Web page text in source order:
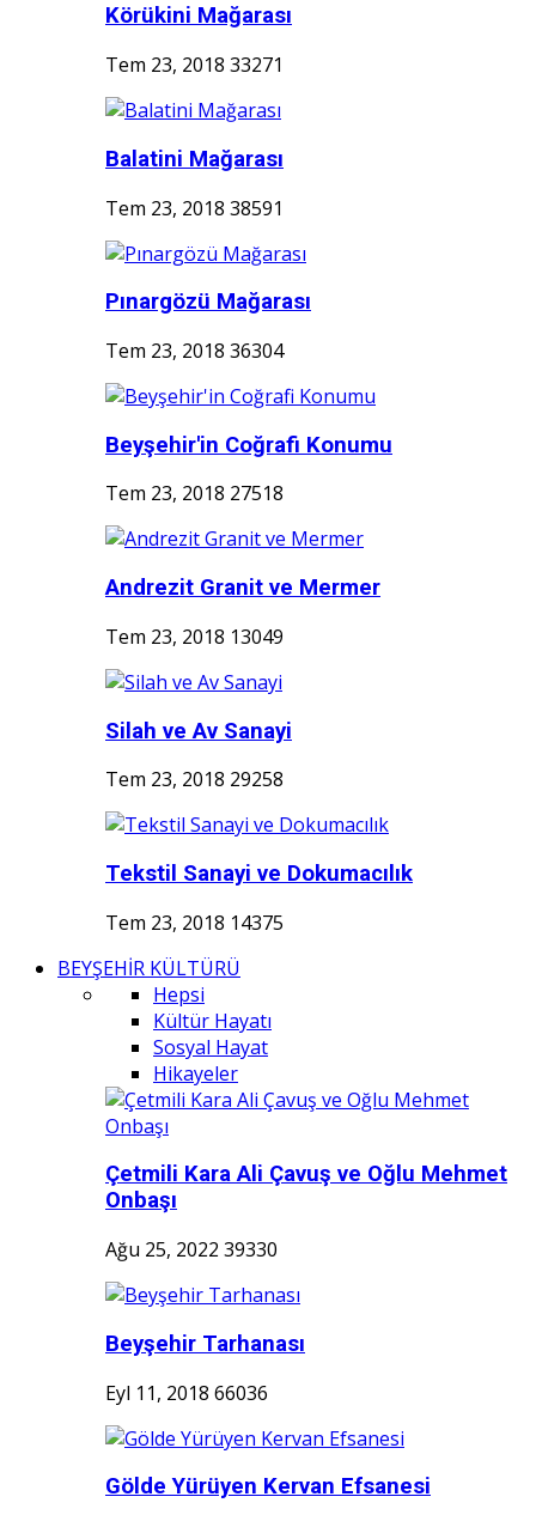
Körükini Mağarası
Tem 23, 2018 33271
Balatini Mağarası
Tem 23, 2018 38591
Pınargözü Mağarası
Tem 23, 2018 36304
Beyşehir'in Coğrafi Konumu
Tem 23, 2018 27518
Andrezit Granit ve Mermer
Tem 23, 2018 13049
Silah ve Av Sanayi
Tem 23, 2018 29258
Tekstil Sanayi ve Dokumacılık
Tem 23, 2018 14375
BEYŞEHİR KÜLTÜRÜ
Hepsi
Kültür Hayatı
Sosyal Hayat
Hikayeler
Çetmili Kara Ali Çavuş ve Oğlu Mehmet
Onbaşı
Ağu 25, 2022 39330
Beyşehir Tarhanası
Eyl 11, 2018 66036
Gölde Yürüyen Kervan Efsanesi